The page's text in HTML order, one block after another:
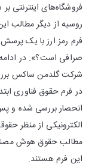
فروشگاه‌های اینترنتی
روسیه از دیگر مطالب
فرم رمز ارز با یک پرسش
صرافی است؟». در
شرکت گلدمن ساکس
در فرم حقوق فناوری
انحصار بررسی شده و
الکترونیکی از منظر
مطالب حقوق هوش
این فرم هستند.